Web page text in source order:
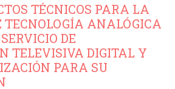
TÉCNICOS PARA LA
TECNOLOGÍA ANALÓGICA
DE
TELEVISIVA DIGITAL Y
PARA SU